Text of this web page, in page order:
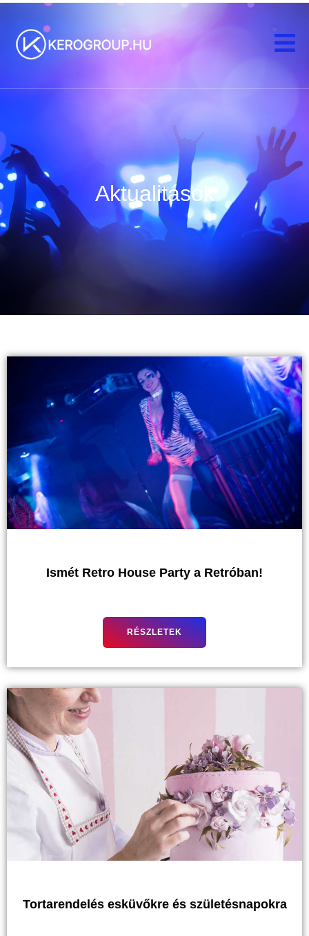
Aktualitások
Ismét Retro House Party a Retróban!
RÉSZLETEK
Tortarendelés esküvőkre és születésnapokra